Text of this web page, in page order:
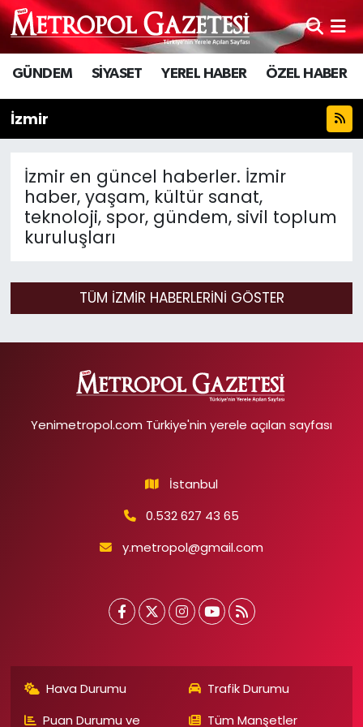
GÜNDEM SİYASET YEREL HABER ÖZEL HABER
İzmir
İzmir en güncel haberler. İzmir
haber, yaşam, kültür sanat,
teknoloji, spor, gündem, sivil toplum
kuruluşları
TÜM İZMIR HABERLERINI GÖSTER
Yenimetropol.com Türkiye'nin yerele açılan sayfası
İstanbul
0.532 627 43 65
y.metropol@gmail.com
Hava Durumu
Trafik Durumu
Puan Durumu ve
Tüm Manşetler
Hava Durumu
Trafik Durumu
Süper Lig Puan Durumu ve Fikstür
Tüm Manşetler
Son Dakika Haberleri